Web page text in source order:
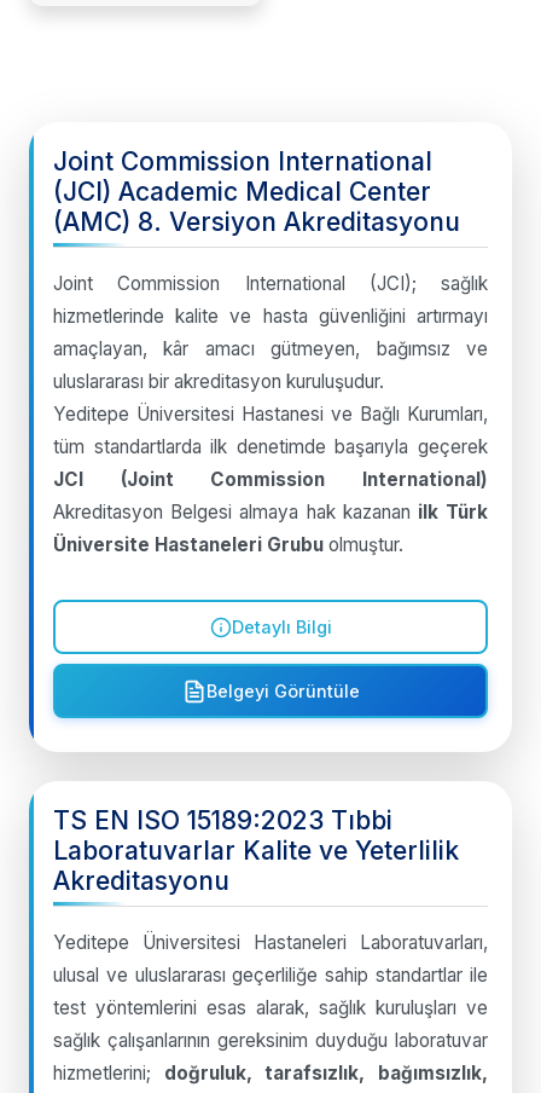
Joint Commission International
(JCI) Academic Medical Center
(AMC) 8. Versiyon Akreditasyonu
Joint Commission International (JCI); sağlık
hizmetlerinde kalite ve hasta güvenliğini artırmayı
amaçlayan, kâr amacı gütmeyen, bağımsız ve
uluslararası bir akreditasyon kuruluşudur.
Yeditepe Üniversitesi Hastanesi ve Bağlı Kurumları,
tüm standartlarda ilk denetimde başarıyla geçerek
JCI (Joint Commission International)
Akreditasyon Belgesi almaya hak kazanan ilk Türk
Üniversite Hastaneleri Grubu olmuştur.
Detaylı Bilgi
Belgeyi Görüntüle
TS EN ISO 15189:2023 Tıbbi
Laboratuvarlar Kalite ve Yeterlilik
Akreditasyonu
Yeditepe Üniversitesi Hastaneleri Laboratuvarları,
ulusal ve uluslararası geçerliliğe sahip standartlar ile
test yöntemlerini esas alarak, sağlık kuruluşları ve
sağlık çalışanlarının gereksinim duyduğu laboratuvar
hizmetlerini; doğruluk, tarafsızlık, bağımsızlık,